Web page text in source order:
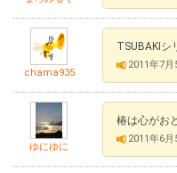
chama935
TSUBAKIシ
2011年7
ゆにゆに
椿は心がお
2011年6